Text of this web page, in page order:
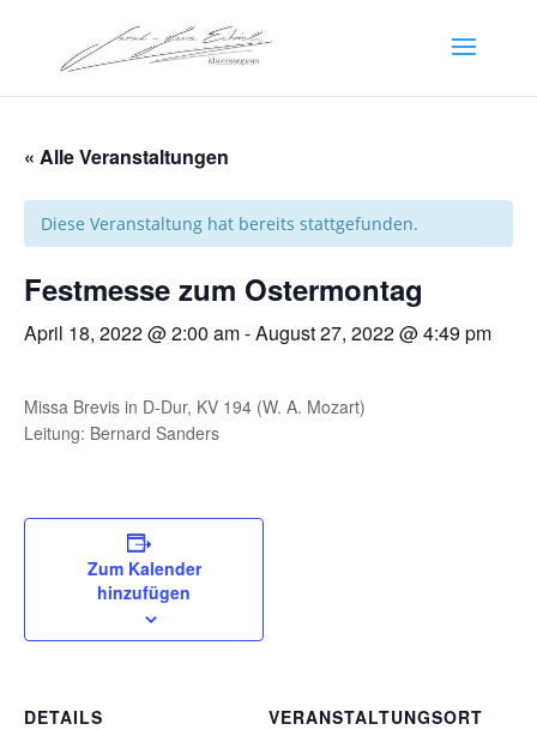
« Alle Veranstaltungen
Diese Veranstaltung hat bereits stattgefunden.
Festmesse zum Ostermontag
April 18, 2022 @ 2:00 am-August 27, 2022 @ 4:49 pm
Missa Brevis in D-Dur, KV 194 (W. A. Mozart)
Leitung: Bernard Sanders
Zum Kalender
hinzufügen
DETAILS
VERANSTALTUNGSORT